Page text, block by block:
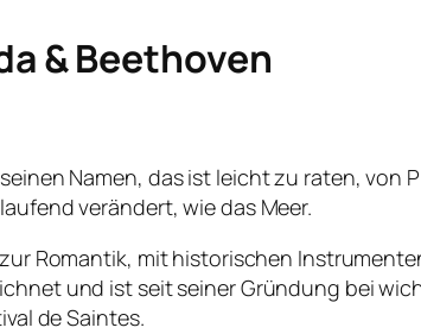
& Beethoven
Namen, das ist leicht zu raten,
verändert, wie das Meer.
Romantik, mit historischen
und ist seit seiner Gründung bei
de Saintes.